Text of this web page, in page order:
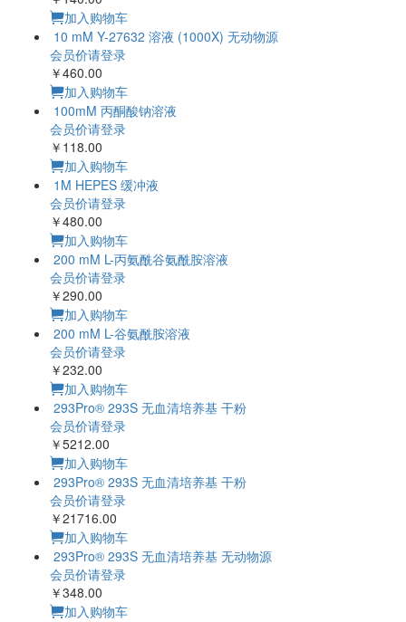
加入购物车
10 mM Y-27632 溶液 (1000X) 无动物源
会员价请登录
￥460.00
加入购物车
100mM 丙酮酸钠溶液
会员价请登录
￥118.00
加入购物车
1M HEPES 缓冲液
会员价请登录
￥480.00
加入购物车
200 mM L-丙氨酰谷氨酰胺溶液
会员价请登录
￥290.00
加入购物车
200 mM L-谷氨酰胺溶液
会员价请登录
￥232.00
加入购物车
293Pro® 293S 无血清培养基 干粉
会员价请登录
￥5212.00
加入购物车
293Pro® 293S 无血清培养基 干粉
会员价请登录
￥21716.00
加入购物车
293Pro® 293S 无血清培养基 无动物源
会员价请登录
￥348.00
加入购物车